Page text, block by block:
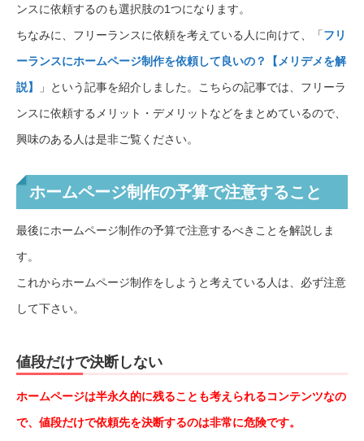
ンスに依頼するのも選択肢の1つになります。
ちなみに、フリーランスに依頼を考えている人に向けて、「フリ
ーランスにホームページ制作を依頼して良いの？【メリデメを解
説】
」という記事を紹介しました。こちらの記事では、フリーラ
ンスに依頼するメリット・デメリットなどをまとめているので、
興味のある人は是非ご覧ください。
ホームページ制作の予算で注意すること
最後にホームページ制作の予算で注意するべきことを解説しま
す。
これからホームページ制作をしようと考えている人は、必ず注意
して下さい。
値段だけで決断しない
ホームページは半永久的に残ることも考えられるコンテンツなの
で、値段だけで依頼先を決断するのは非常に危険です。